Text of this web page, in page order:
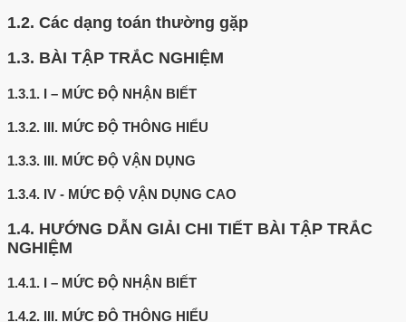
1.2. Các dạng toán thường gặp
1.3. BÀI TẬP TRẮC NGHIỆM
1.3.1. I – MỨC ĐỘ NHẬN BIẾT
1.3.2. III. MỨC ĐỘ THÔNG HIỂU
1.3.3. III. MỨC ĐỘ VẬN DỤNG
1.3.4. IV - MỨC ĐỘ VẬN DỤNG CAO
1.4. HƯỚNG DẪN GIẢI CHI TIẾT BÀI TẬP TRẮC
NGHIỆM
1.4.1. I – MỨC ĐỘ NHẬN BIẾT
1.4.2. III. MỨC ĐỘ THÔNG HIỂU